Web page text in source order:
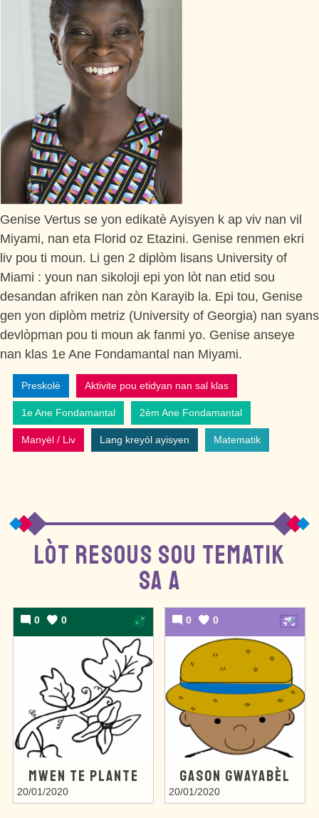
Genise Vertus se yon edikatè Ayisyen k ap viv nan vil
Miyami, nan eta Florid oz Etazini. Genise renmen ekri
liv pou ti moun. Li gen 2 diplòm lisans University of
Miami : youn nan sikoloji epi yon lòt nan etid sou
desandan afriken nan zòn Karayib la. Epi tou, Genise
gen yon diplòm metriz (University of Georgia) nan syans
devlòpman pou ti moun ak fanmi yo. Genise anseye
nan klas 1e Ane Fondamantal nan Miyami.
Preskolè Aktivite pou etidyan nan sal klas
1e Ane Fondamantal 2èm Ane Fondamantal
Manyèl / Liv Lang kreyòl ayisyen Matematik
LÒT RESOUS SOU TEMATIK
SA A
0 0
MWEN TE PLANTE
20/01/2020
0 0
GASON GWAYABÈL
20/01/2020